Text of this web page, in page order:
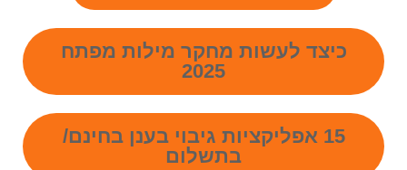
כיצד לעשות מחקר מילות מפתח
2025
15 אפליקציות גיבוי בענן בחינם/
בתשלום